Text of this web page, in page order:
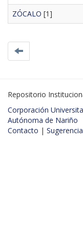
ZÓCALO [1]
Repositorio
Corporación
Autónoma de Nariño
Contacto |